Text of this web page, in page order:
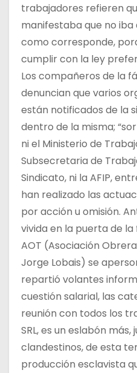
trabajadores refieren
manifestaba que no iba
como corresponde,
cumplir con la ley
Los compañeros de la
denuncian que varios
están notificados de la
dentro de la misma;
ni el Ministerio de
Subsecretaria de
Sindicato, ni la AFIP,
han realizado las
por acción u omisión.
vivida en la puerta de
AOT (Asociación
Jorge Lobais) se
repartió volantes
cuestión salarial, las
reunión con todos los
SRL, es un eslabón
clandestinos, de esta
producción esclavista